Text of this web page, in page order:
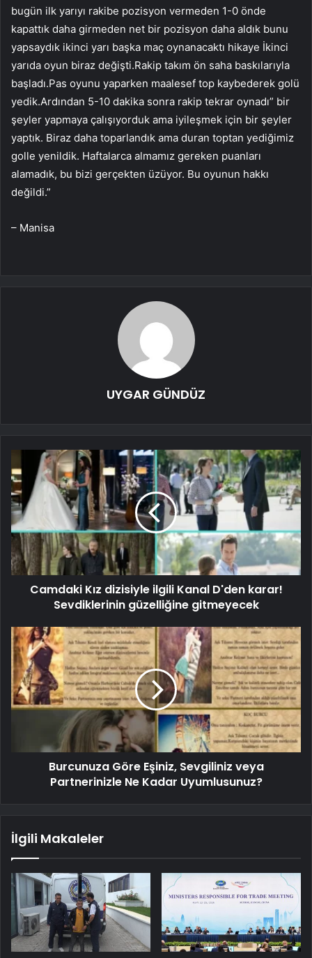
bugün ilk yarıyı rakibe pozisyon vermeden 1-0 önde
kapattık daha girmeden net bir pozisyon daha aldık bunu
yapsaydık ikinci yarı başka maç oynanacaktı hikaye İkinci
yarıda oyun biraz değişti.Rakip takım ön saha baskılarıyla
başladı.Pas oyunu yaparken maalesef top kaybederek golü
yedik.Ardından 5-10 dakika sonra rakip tekrar oynadı” bir
şeyler yapmaya çalışıyorduk ama iyileşmek için bir şeyler
yaptık. Biraz daha toparlandık ama duran toptan yediğimiz
golle yenildik. Haftalarca almamız gereken puanları
alamadık, bu bizi gerçekten üzüyor. Bu oyunun hakkı
değildi.”
– Manisa
UYGAR GÜNDÜZ
Camdaki Kız dizisiyle ilgili Kanal D'den karar!
Sevdiklerinin güzelliğine gitmeyecek
Burcunuza Göre Eşiniz, Sevgiliniz veya
Partnerinizle Ne Kadar Uyumlusunuz?
İlgili Makaleler